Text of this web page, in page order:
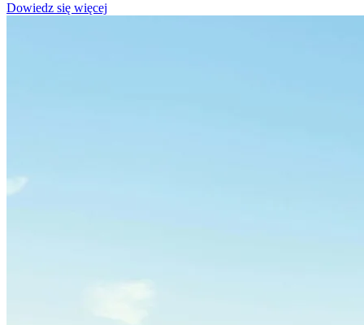
Dowiedz się więcej